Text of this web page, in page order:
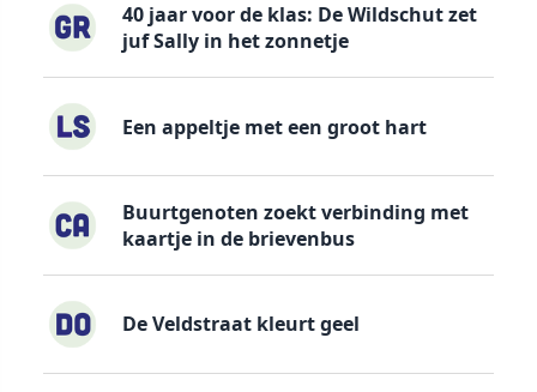
40 jaar voor de klas: De Wildschut zet
juf Sally in het zonnetje
Een appeltje met een groot hart
Buurtgenoten zoekt verbinding met
kaartje in de brievenbus
De Veldstraat kleurt geel